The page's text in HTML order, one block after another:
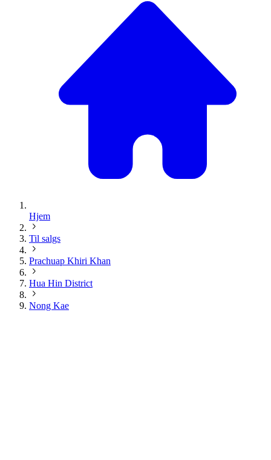
Hjem
Til salgs
Prachuap Khiri Khan
Hua Hin District
Nong Kae